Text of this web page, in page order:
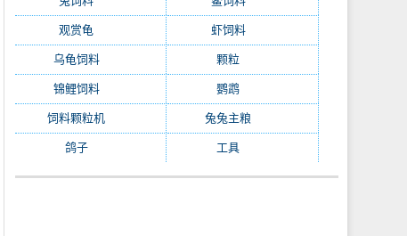
观赏龟 虾饲料(146)
乌龟饲料(143) 颗粒
锦鲤饲料(132) 鹦鹉
饲料颗粒机 兔兔主粮
鸽子(108) 工具